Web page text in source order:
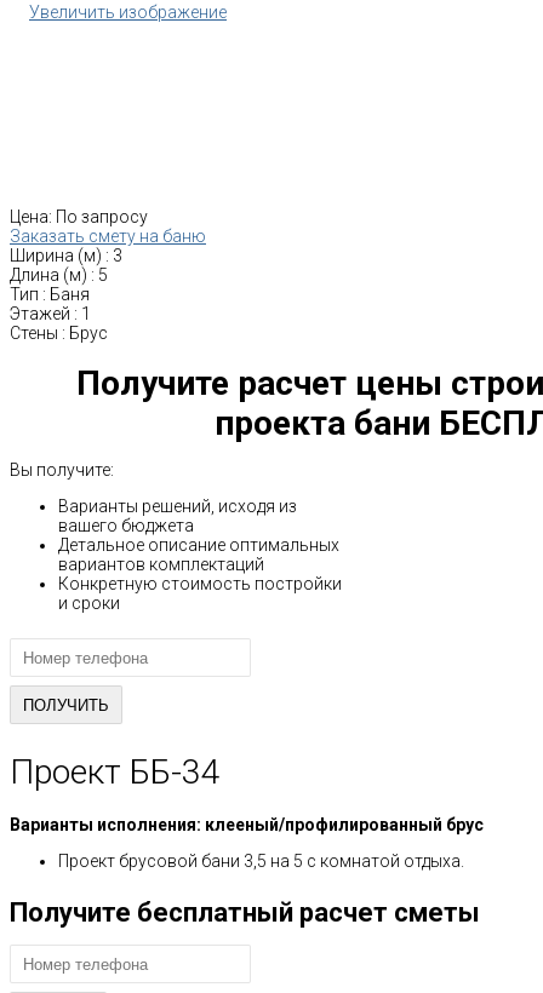
Увеличить изображение
Цена: По запросу
Заказать смету на баню
Ширина (м) : 3
Длина (м) : 5
Тип : Баня
Этажей : 1
Стены : Брус
Получите расчет цены
проекта бани
Вы получите:
Варианты решений, исходя из
вашего бюджета
Детальное описание оптимальных
вариантов комплектаций
Конкретную стоимость постройки
и сроки
Проект ББ-34
Варианты исполнения: клееный/профилированный брус
Проект брусовой бани 3,5 на 5 с комнатой отдыха.
Получите бесплатный расчет сметы